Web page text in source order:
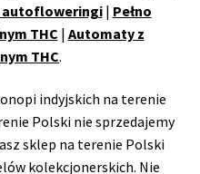
autofloweringi| Pełno
THC | Automaty z
THC.
indyjskich na terenie
Polski nie sprzedajemy
sklep na terenie Polski
kolekcjonerskich. Nie